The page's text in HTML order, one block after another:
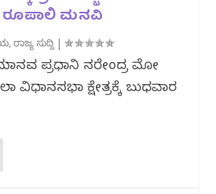
ರೂಪಾಲಿ ಮನವಿ
,ರಾಜ್ಯ ಸುದ್ದಿ|
ಪ್ರಧಾನಿ ನರೇಂದ್ರ ಮೋದಿ
ವಿಧಾನಸಭಾ ಕ್ಷೇತ್ರಕ್ಕೆ ಬುಧವಾರ